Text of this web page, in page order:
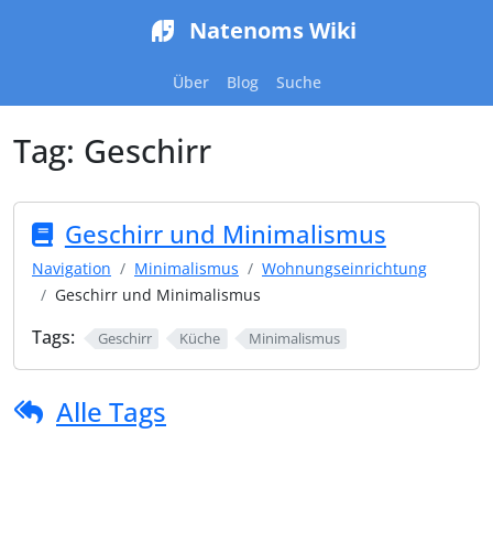
Natenoms Wiki
Über Blog Suche
Tag: Geschirr
Geschirr und Minimalismus
Navigation Minimalismus
Wohnungseinrichtung
Geschirr und Minimalismus
Tags: Geschirr Küche Minimalismus
Alle Tags